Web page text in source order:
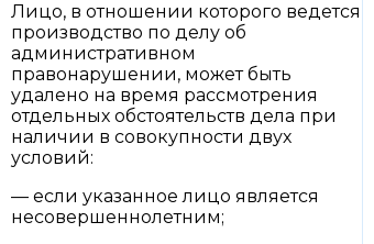
Лицо, в отношении которого ведется
производство по делу об
административном
правонарушении, может быть
удалено на время рассмотрения
отдельных обстоятельств дела при
наличии в совокупности двух
условий:
— если указанное лицо является
несовершеннолетним;